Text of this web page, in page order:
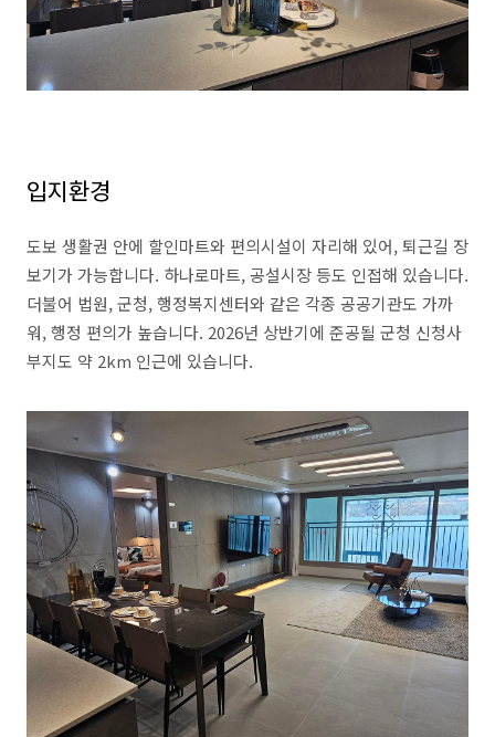
입지환경
도보 생활권 안에 할인마트와 편의시설이 자리해 있어, 퇴근길 장
보기가 가능합니다. 하나로마트, 공설시장 등도 인접해 있습니다.
더불어 법원, 군청, 행정복지센터와 같은 각종 공공기관도 가까
워, 행정 편의가 높습니다. 2026년 상반기에 준공될 군청 신청사
부지도 약 2km 인근에 있습니다.